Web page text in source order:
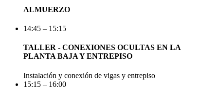
ALMUERZO
14:45 – 15:15
TALLER - CONEXIONES OCULTAS EN LA
PLANTA BAJA Y ENTREPISO
Instalación y conexión de vigas y entrepiso
15:15 – 16:00